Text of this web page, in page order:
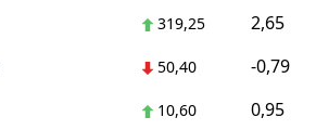
319,25 2,65
50,40 -0,79
10,60 0,95